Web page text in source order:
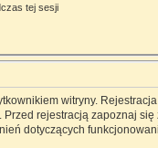
tej sesji
witryny.
rejestracją zapoznaj
dotyczących